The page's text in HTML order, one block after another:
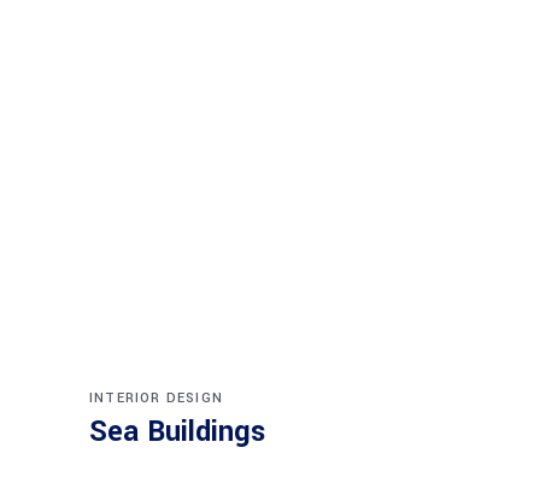
INTERIOR DESIGN
Sea Buildings